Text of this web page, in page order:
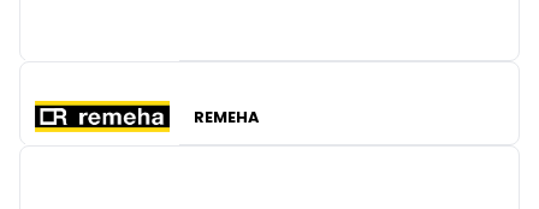
FACQ ZAVENTEM
REMEHA